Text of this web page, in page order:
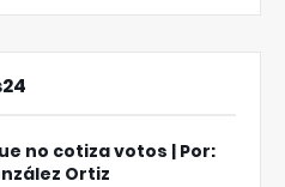
no cotiza votos | Por:
Ortiz